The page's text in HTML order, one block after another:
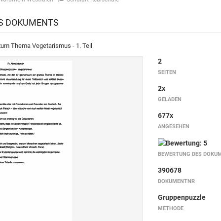
DOKUMENTS
Thema Vegetarismus - 1. Teil
2
SEITEN
2x
GELADEN
677x
ANGESEHEN
BEWERTUNG DES
390678
DOKUMENTNR
Gruppenpuzzle
METHODE